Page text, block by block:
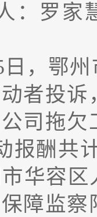
：罗家
日，鄂
者投
司拖
报酬共
市华容
障监